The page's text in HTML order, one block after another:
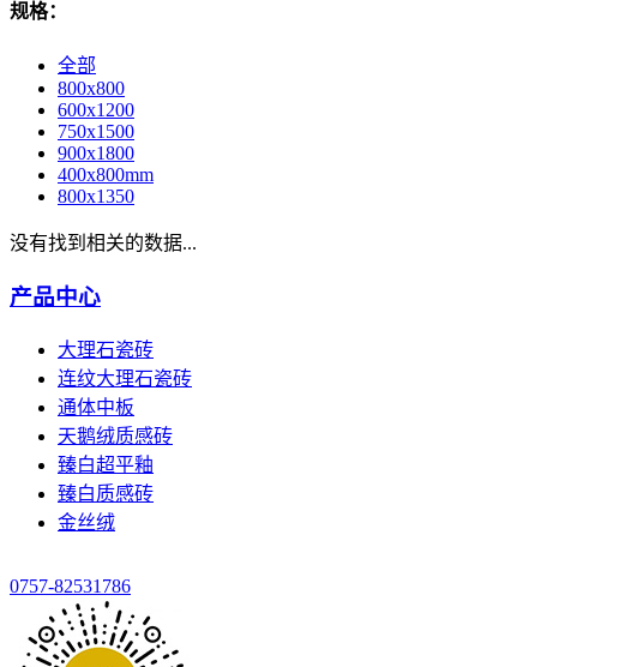
规格：
全部
800x800
600x1200
750x1500
900x1800
400x800mm
800x1350
没有找到相关的数据...
产品中心
大理石瓷砖
连纹大理石瓷砖
通体中板
天鹅绒质感砖
臻白超平釉
臻白质感砖
金丝绒
0757-82531786